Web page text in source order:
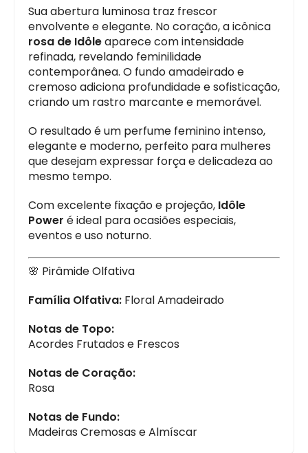
Sua abertura luminosa traz frescor
envolvente e elegante. No coração, a icônica
rosa de Idôleaparece com intensidade
refinada, revelando feminilidade
contemporânea. O fundo amadeirado e
cremoso adiciona profundidade e sofisticação,
criando um rastro marcante e memorável.
O resultado é um perfume feminino intenso,
elegante e moderno, perfeito para mulheres
que desejam expressar força e delicadeza ao
mesmo tempo.
Com excelente fixação e projeção, Idôle
Power é ideal para ocasiões especiais,
eventos e uso noturno.
🌸 Pirâmide Olfativa
Família Olfativa: Floral Amadeirado
Notas de Topo:
Acordes Frutados e Frescos
Notas de Coração:
Rosa
Notas de Fundo:
Madeiras Cremosas e Almíscar